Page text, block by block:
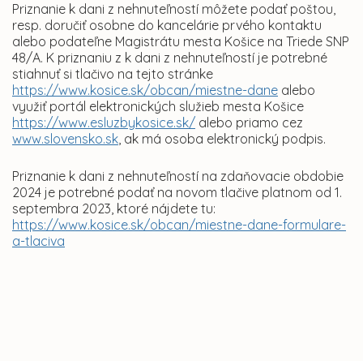
Priznanie k dani z nehnuteľností môžete podať poštou,
resp. doručiť osobne do kancelárie prvého kontaktu
alebo podateľne Magistrátu mesta Košice na Triede SNP
48/A. K priznaniu z k dani z nehnuteľností je potrebné
stiahnuť si tlačivo na tejto stránke
https://www.kosice.sk/obcan/miestne-dane alebo
využiť portál elektronických služieb mesta Košice
https://www.esluzbykosice.sk/ alebo priamo cez
www.slovensko.sk, ak má osoba elektronický podpis.
Priznanie k dani z nehnuteľností na zdaňovacie obdobie
2024 je potrebné podať na novom tlačive platnom od 1.
septembra 2023, ktoré nájdete tu:
https://www.kosice.sk/obcan/miestne-dane-formulare-
a-tlaciva